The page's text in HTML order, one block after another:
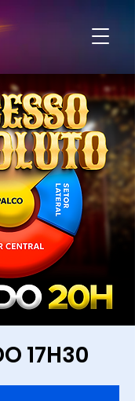
17H30